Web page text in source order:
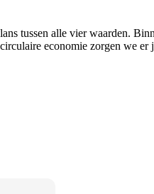
tussen alle vier waarden.
economie zorgen we